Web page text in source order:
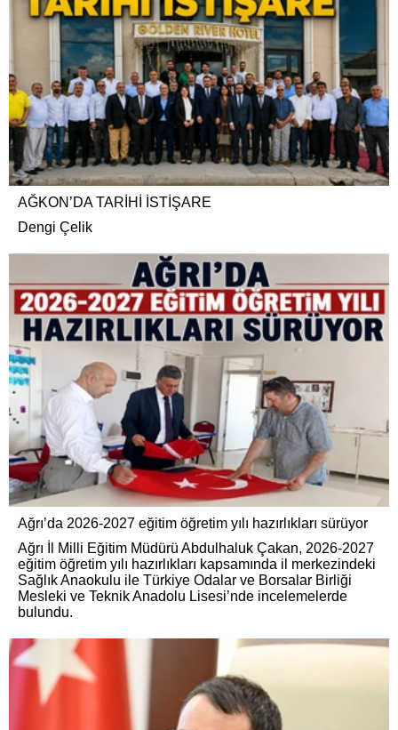
AĞKON’DA TARİHİ İSTİŞARE
Dengi Çelik
Ağrı’da 2026-2027 eğitim öğretim yılı hazırlıkları sürüyor
Ağrı İl Milli Eğitim Müdürü Abdulhaluk Çakan, 2026-2027
eğitim öğretim yılı hazırlıkları kapsamında il merkezindeki
Sağlık Anaokulu ile Türkiye Odalar ve Borsalar Birliği
Mesleki ve Teknik Anadolu Lisesi’nde incelemelerde
bulundu.